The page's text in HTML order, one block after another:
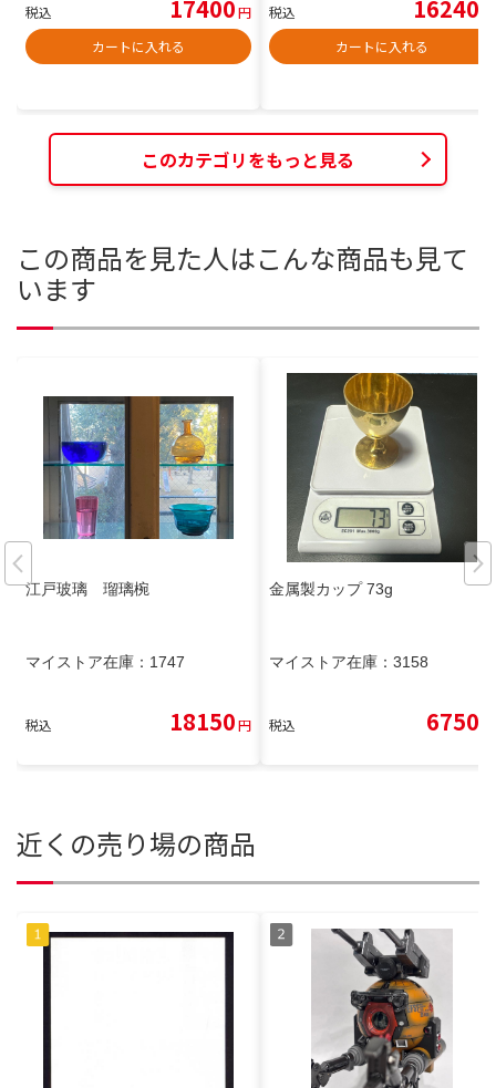
税込 17400円
カートに入れる
税込 16240
カートに入れる
このカテゴリをもっと見る
この商品を見た人はこんな商品も見て
います
江戸玻璃 瑠璃椀
マイストア在庫： 1747
税込 18150円
金属製カップ 73g
マイストア在庫： 3158
税込 6750
近くの売り場の商品